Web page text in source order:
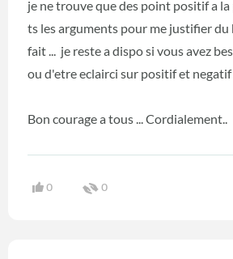
je ne trouve que des point positif a
ts les arguments pour me justifier du
fait ... je reste a dispo si vous avez
ou d'etre eclairci sur positif et negatif
Bon courage a tous ... Cordialement..
0 0